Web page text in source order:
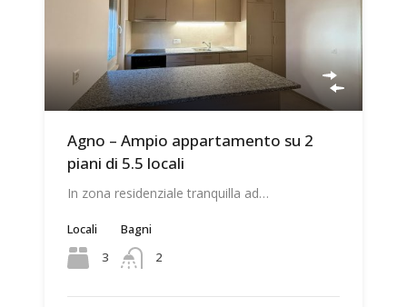
Agno – Ampio appartamento su 2
piani di 5.5 locali
In zona residenziale tranquilla ad…
Locali
3
Bagni
2